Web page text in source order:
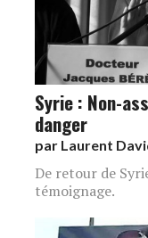
Syrie : Non-
danger
par Laurent
De retour de
témoignage.